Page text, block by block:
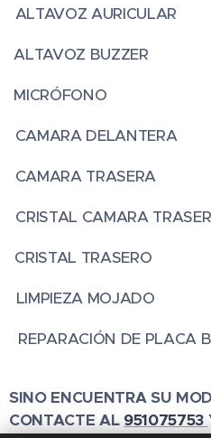
ALTAVOZ
ALTAVOZ
CAMARA
CAMARA
CRISTAL CAMARA
CRISTAL
LIMPIEZA
REPARACIÓN DE PLACA
SINO ENCUENTRA SU
CONTACTE AL 951075753